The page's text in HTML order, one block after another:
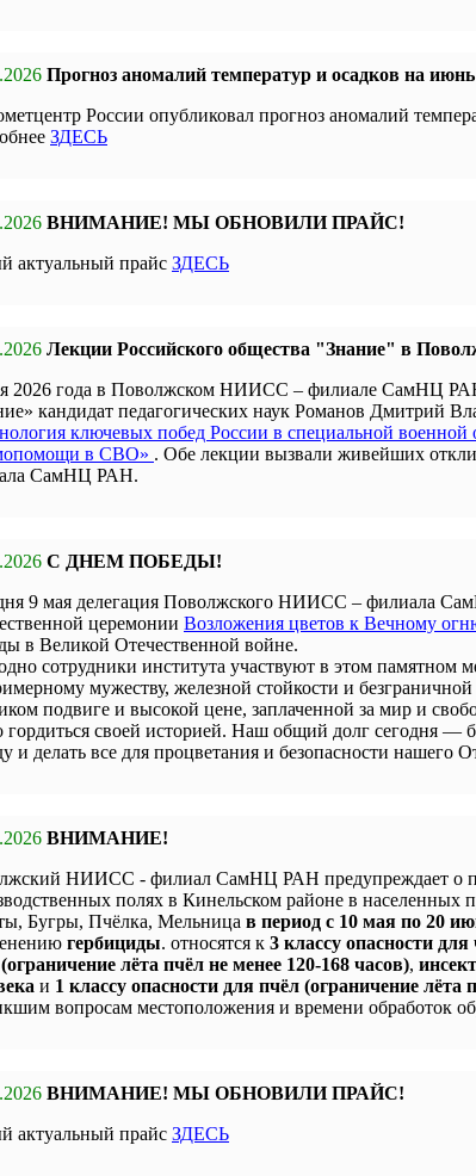
Прогноз аномалий температур и осадков на
России опубликовал прогноз аномалий
ЗДЕСЬ
ВНИМАНИЕ! МЫ ОБНОВИЛИ ПРАЙС!
актуальный прайс ЗДЕСЬ
Лекции Российского общества "Знание" в
2026 года в Поволжском НИИСС – филиале СамНЦ РАН
кандидат педагогических наук Романов Дмитрий
ключевых побед России в специальной военной
в СВО» . Обе лекции вызвали живейших
СамНЦ РАН.
С ДНЕМ ПОБЕДЫ!
9 мая делегация Поволжского НИИСС – филиала
церемонии Возложения цветов к Вечному
в Великой Отечественной войне.
сотрудники института участвуют в этом памятном
мужеству, железной стойкости и
подвиге и высокой цене, заплаченной за мир и
гордиться своей историей. Наш общий долг сегодня —
и делать все для процветания и безопасности нашего
ВНИМАНИЕ!
НИИСС - филиал СамНЦ РАН предупреждает о
полях в Кинельском районе в населенных
Бугры, Пчёлка, Мельница в период с 10 мая по 20
гербициды. относятся к 3 классу опасности для
лёта пчёл не менее 120-168 часов),
и 1 классу опасности для пчёл (ограничение лёта
вопросам местоположения и времени обработок
ВНИМАНИЕ! МЫ ОБНОВИЛИ ПРАЙС!
актуальный прайс ЗДЕСЬ